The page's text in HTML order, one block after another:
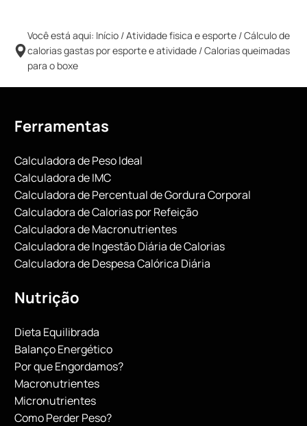
Você está aqui: Início /Atividade fisica e esporte /Cálculo de
calorias gastas por esporte e atividade /Calorias queimadas
para o boxe
Ferramentas
Calculadora de Peso Ideal
Calculadora de IMC
Calculadora de Percentual de Gordura Corporal
Calculadora de Calorias por Refeição
Calculadora de Macronutrientes
Calculadora de Ingestão Diária de Calorias
Calculadora de Despesa Calórica Diária
Nutrição
Dieta Equilibrada
Balanço Energético
Por que Engordamos?
Macronutrientes
Micronutrientes
Como Perder Peso?